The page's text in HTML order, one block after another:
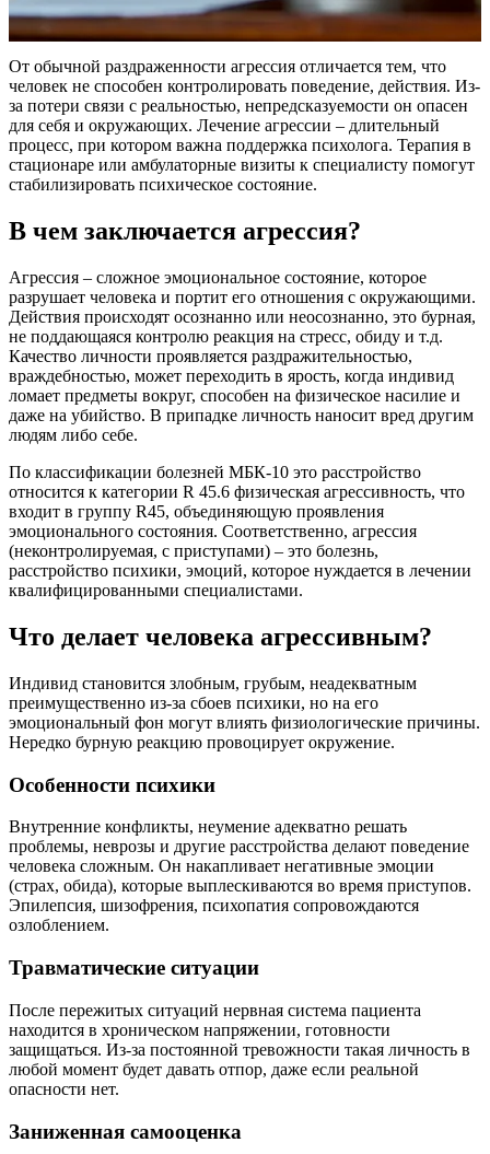
От обычной раздраженности агрессия отличается тем, что
человек не способен контролировать поведение, действия. Из-
за потери связи с реальностью, непредсказуемости он опасен
для себя и окружающих. Лечение агрессии – длительный
процесс, при котором важна поддержка психолога. Терапия в
стационаре или амбулаторные визиты к специалисту помогут
стабилизировать психическое состояние.
В чем заключается агрессия?
Агрессия – сложное эмоциональное состояние, которое
разрушает человека и портит его отношения с окружающими.
Действия происходят осознанно или неосознанно, это бурная,
не поддающаяся контролю реакция на стресс, обиду и т.д.
Качество личности проявляется раздражительностью,
враждебностью, может переходить в ярость, когда индивид
ломает предметы вокруг, способен на физическое насилие и
даже на убийство. В припадке личность наносит вред другим
людям либо себе.
По классификации болезней МБК-10 это расстройство
относится к категории R 45.6 физическая агрессивность, что
входит в группу R45, объединяющую проявления
эмоционального состояния. Соответственно, агрессия
(неконтролируемая, с приступами) – это болезнь,
расстройство психики, эмоций, которое нуждается в лечении
квалифицированными специалистами.
Что делает человека агрессивным?
Индивид становится злобным, грубым, неадекватным
преимущественно из-за сбоев психики, но на его
эмоциональный фон могут влиять физиологические причины.
Нередко бурную реакцию провоцирует окружение.
Особенности психики
Внутренние конфликты, неумение адекватно решать
проблемы, неврозы и другие расстройства делают поведение
человека сложным. Он накапливает негативные эмоции
(страх, обида), которые выплескиваются во время приступов.
Эпилепсия, шизофрения, психопатия сопровождаются
озлоблением.
Травматические ситуации
После пережитых ситуаций нервная система пациента
находится в хроническом напряжении, готовности
защищаться. Из-за постоянной тревожности такая личность в
любой момент будет давать отпор, даже если реальной
опасности нет.
Заниженная самооценка